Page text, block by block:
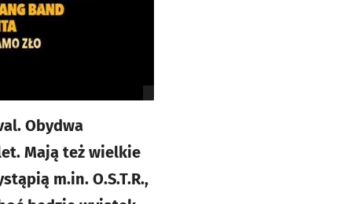
Obydwa
Mają też wielkie
m.in. O.S.T.R.,